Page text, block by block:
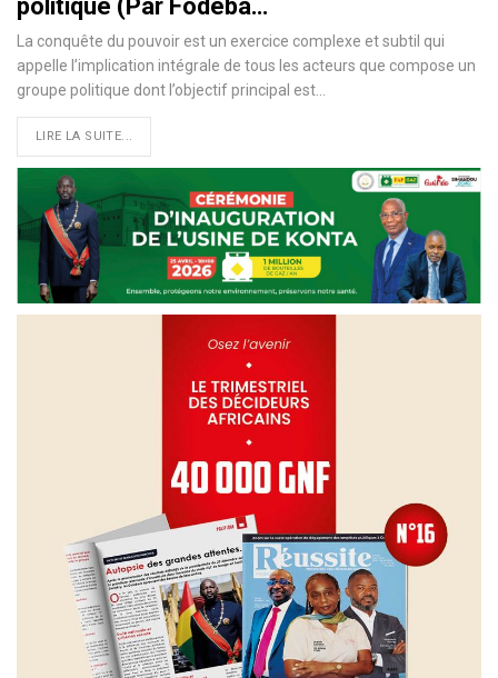
politique (Par Fodeba…
La conquête du pouvoir est un exercice complexe et subtil qui
appelle l’implication intégrale de tous les acteurs que compose un
groupe politique dont l’objectif principal est
LIRE LA SUITE...